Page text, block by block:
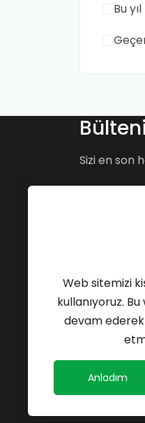
Bu yıl
Sizi en son
Web sitemizi
kullanıyoruz.
devam ederek
Anladım